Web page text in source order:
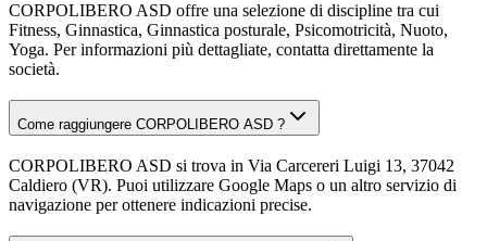
CORPOLIBERO ASD offre una selezione di discipline tra cui
Fitness, Ginnastica, Ginnastica posturale, Psicomotricità, Nuoto,
Yoga. Per informazioni più dettagliate, contatta direttamente la
società.
Come raggiungere CORPOLIBERO ASD ?
CORPOLIBERO ASD si trova in Via Carcereri Luigi 13, 37042
Caldiero (VR). Puoi utilizzare Google Maps o un altro servizio di
navigazione per ottenere indicazioni precise.